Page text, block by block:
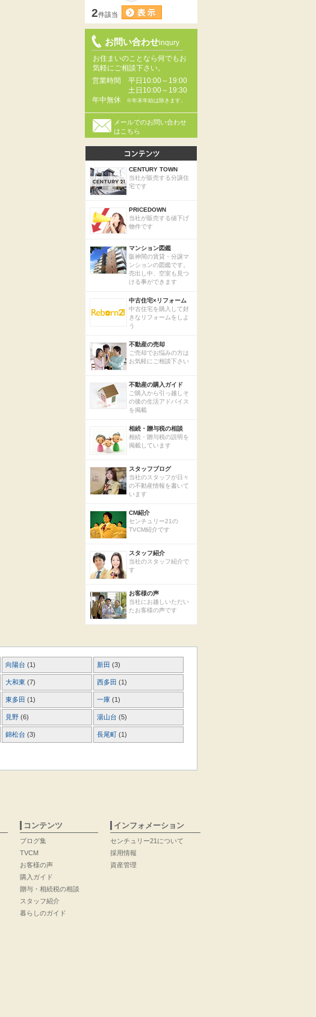
2件該当
お問い合わせinqury
お住まいのことなら何でもお
気軽にご相談下さい。
営業時間
平日10:00～19:00
土日10:00～19:30
年中無休
※年末年始は除きます。
メールでのお問い合わせ
はこちら
CENTURY TOWN
当社が販売する分譲住
宅です
PRICEDOWN
当社が販売する値下げ
物件です
マンション図鑑
阪神間の賃貸・分譲マ
ンションの図鑑です。
売出し中、空室も見つ
ける事ができます
中古住宅×リフォーム
中古住宅を購入して好
きなリフォームをしよ
う
不動産の売却
ご売却でお悩みの方は
お気軽にご相談下さい
不動産の購入ガイド
ご購入から引っ越しそ
の後の生活アドバイス
を掲載
相続・贈与税の相談
相続・贈与税の説明を
掲載しています
スタッフブログ
当社のスタッフが日々
の不動産情報を書いて
います
CM紹介
センチュリー21の
TVCM紹介です
スタッフ紹介
当社のスタッフ紹介で
す
お客様の声
当社にお越しいただい
たお客様の声です
向陽台 (1) 新田 (3)
大和東 (7) 西多田 (1)
東多田 (1) 一庫 (1)
見野 (6) 湯山台 (5)
錦松台 (3) 長尾町 (1)
コンテンツ
ブログ集
TVCM
お客様の声
購入ガイド
贈与・相続税の相談
スタッフ紹介
暮らしのガイド
インフォメーション
センチュリー21について
採用情報
資産管理